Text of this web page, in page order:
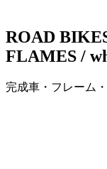
ゲ
シ
ROAD
FLAMES /
完成車・フレーム